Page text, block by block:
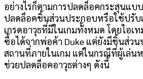
อย่างไรก็ตามการปลดล็อคกระสุนแบ
ปลดล็อคชิ้นส่วนประกอบหรือใช้ปรับ
เกรดอาวุธที่มีในเกมทั้งหมด โดยไอเ
ซื้อได้จากพ่อค้า Duke แต่ยังมีชิ้นส่วน
สถานที่ภายในเกม แต่ในกรณีที่ผู้เล่น
ช่วยปลดล็อคอาวุธต่างๆ ดังนี้